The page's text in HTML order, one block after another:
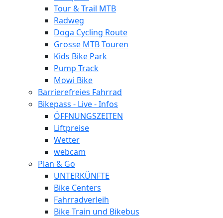
Tour & Trail MTB
Radweg
Doga Cycling Route
Grosse MTB Touren
Kids Bike Park
Pump Track
Mowi Bike
Barrierefreies Fahrrad
Bikepass - Live - Infos
ÖFFNUNGSZEITEN
Liftpreise
Wetter
webcam
Plan & Go
UNTERKÜNFTE
Bike Centers
Fahrradverleih
Bike Train und Bikebus